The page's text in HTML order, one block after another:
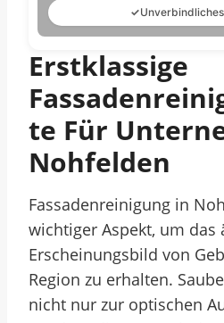
✓
Erstklassige
Te Für
Nohfelden
Fassadenreinigung in
wichtiger Aspekt, um das
Erscheinungsbild von
Region zu erhalten.
nicht nur zur optischen